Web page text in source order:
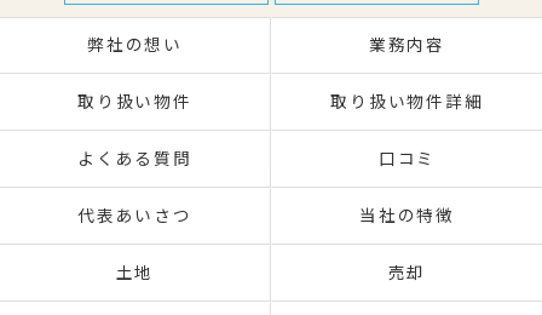
弊社の想い 業務内容
取り扱い物件 取り扱い物件詳細
よくある質問 口コミ
代表あいさつ 当社の特徴
土地 売却